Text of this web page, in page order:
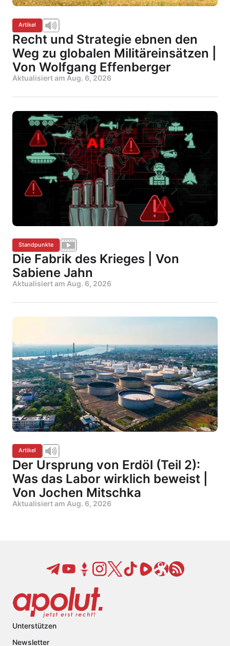
Artikel
Recht und Strategie ebnen den
Weg zu globalen Militäreinsätzen |
Von Wolfgang Effenberger
Aktualisiert am Aug. 6, 2026
Standpunkte
Die Fabrik des Krieges | Von
Sabiene Jahn
Aktualisiert am Aug. 6, 2026
Artikel
Der Ursprung von Erdöl (Teil 2):
Was das Labor wirklich beweist |
Von Jochen Mitschka
Aktualisiert am Aug. 6, 2026
Unterstützen
Newsletter